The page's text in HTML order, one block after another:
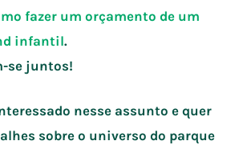
fazer um orçamento de um
infantil.
se juntos!
nesse assunto e quer
sobre o universo do parque